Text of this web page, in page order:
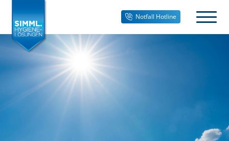
Notfall Hotline